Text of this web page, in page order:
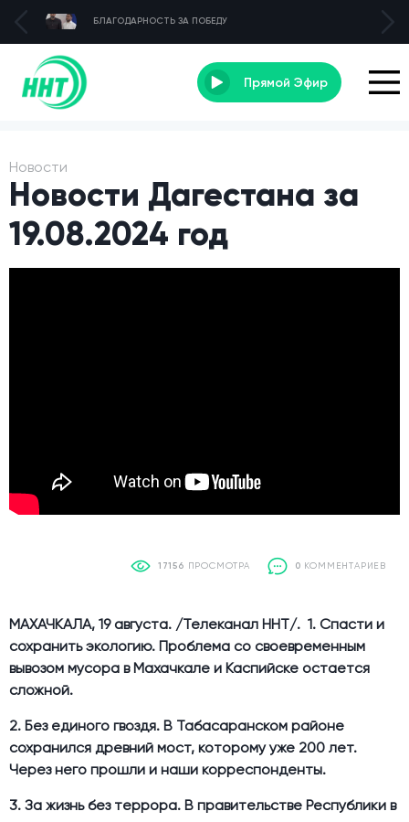
БЛАГОДАРНОСТЬ ЗА ПОБЕДУ
Прямой Эфир
Новости
Новости Дагестана за
19.08.2024 год
17156 ПРОСМОТРА 0 КОММЕНТАРИЕВ
МАХАЧКАЛА, 19 августа. /Телеканал ННТ/. 1. Спасти и
сохранить экологию. Проблема со своевременным
вывозом мусора в Махачкале и Каспийске остается
сложной.
2. Без единого гвоздя. В Табасаранском районе
сохранился древний мост, которому уже 200 лет.
Через него прошли и наши корреспонденты.
3. За жизнь без террора. В правительстве Республики в